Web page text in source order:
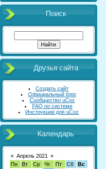
Поиск
Друзья сайта
Создать сайт
Официальный блог
Сообщество uCoz
FAQ по системе
Инструкции для uCoz
Календарь
« Апрель 2021
»
Пн
Вт Ср Чт Пт Сб
Вс